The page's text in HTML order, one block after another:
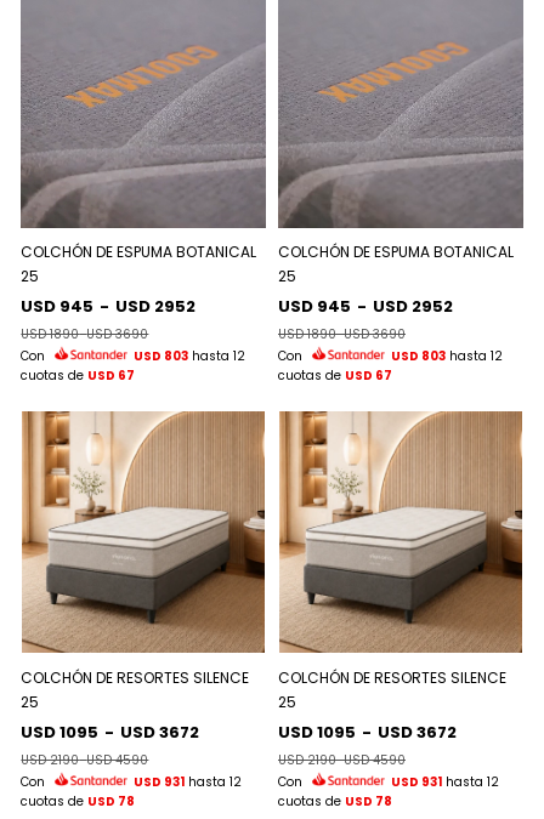
COLCHÓN DE ESPUMA BOTANICAL
25
USD 945 - USD 2952
USD 1890-USD 3690
Con
USD 803 hasta 12
cuotas de USD 67
COLCHÓN DE ESPUMA BOTANICAL
25
USD 945 - USD 2952
USD 1890-USD 3690
Con
USD 803 hasta 12
cuotas de USD 67
COLCHÓN DE RESORTES SILENCE
25
USD 1095 - USD 3672
USD 2190-USD 4590
Con
USD 931 hasta 12
cuotas de USD 78
COLCHÓN DE RESORTES SILENCE
25
USD 1095 - USD 3672
USD 2190-USD 4590
Con
USD 931 hasta 12
cuotas de USD 78